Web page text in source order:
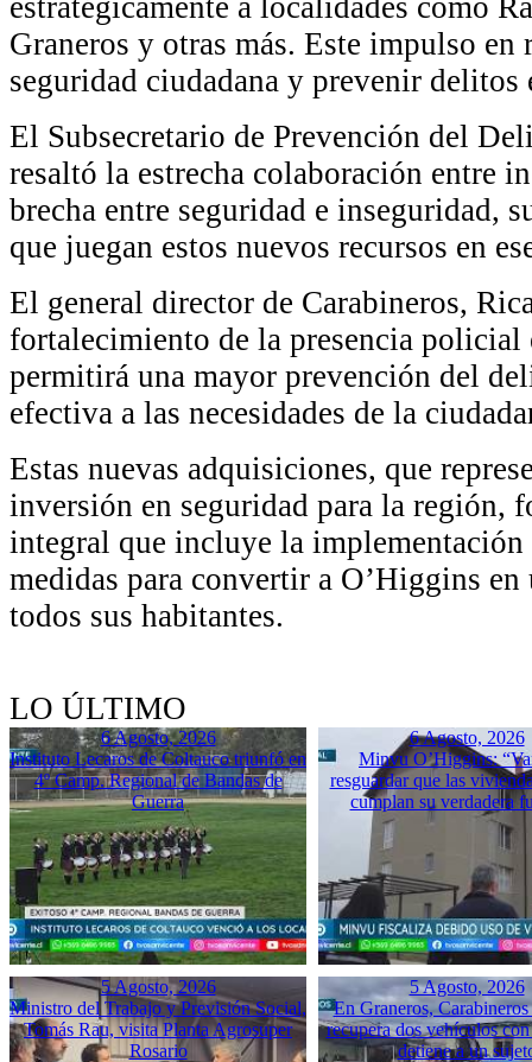
estratégicamente a localidades como
Graneros y otras más. Este impulso en
seguridad ciudadana y prevenir delitos
El Subsecretario de Prevención del
resaltó la estrecha colaboración entre
brecha entre seguridad e inseguridad,
que juegan estos nuevos recursos en
El general director de Carabineros,
fortalecimiento de la presencia policial
permitirá una mayor prevención del
efectiva a las necesidades de la
Estas nuevas adquisiciones, que
inversión en seguridad para la región,
integral que incluye la
medidas para convertir a O’Higgins en
todos sus habitantes.
LO ÚLTIMO
6 Agosto, 2026
Instituto Lecaros de Coltauco triunfó en
4º Camp. Regional de Bandas de
Guerra
6 Agosto, 2026
Minvu O’Higgins:
resguardar que las
cumplan su verdadera
5 Agosto, 2026
Ministro del Trabajo y Previsión Social,
Tomás Rau, visita Planta Agrosuper
Rosario
5 Agosto, 2026
En Graneros,
recupera dos vehículos
detiene a un